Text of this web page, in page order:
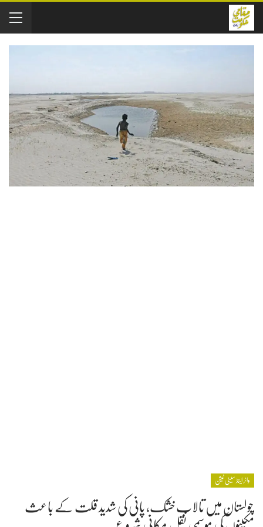
واٹر اینڈ سینی ٹیشن
چولستان میں تالاب خشک، پانی کی شدید قلت کے باعث